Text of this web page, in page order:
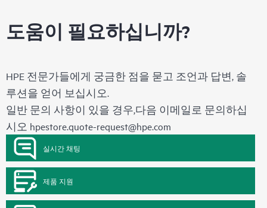
도움이 필요하십니까?
HPE 전문가들에게 궁금한 점을 묻고 조언과 답변, 솔
루션을 얻어 보십시오.
일반 문의 사항이 있을 경우,다음 이메일로 문의하십
시오 hpestore.quote-request@hpe.com
실시간 채팅
제품 지원